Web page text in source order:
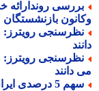
روندارائه
بازنشستگان
رویترز:
رویترز:
دانند
ایران از پروژه های اقتصادی منطقه خلیج فارس